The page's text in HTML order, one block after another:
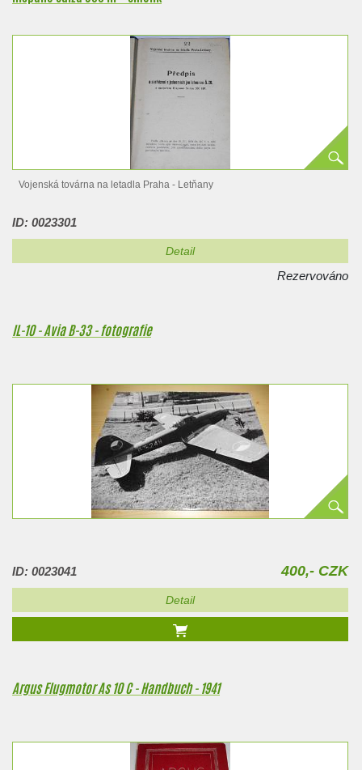
Vojenská továrna na letadla Praha - Letňany
ID: 0023301
Detail
Rezervováno
IL-10 - Avia B-33 - fotografie
ID: 0023041 400,- CZK
Detail
Argus Flugmotor As 10 C - Handbuch - 1941